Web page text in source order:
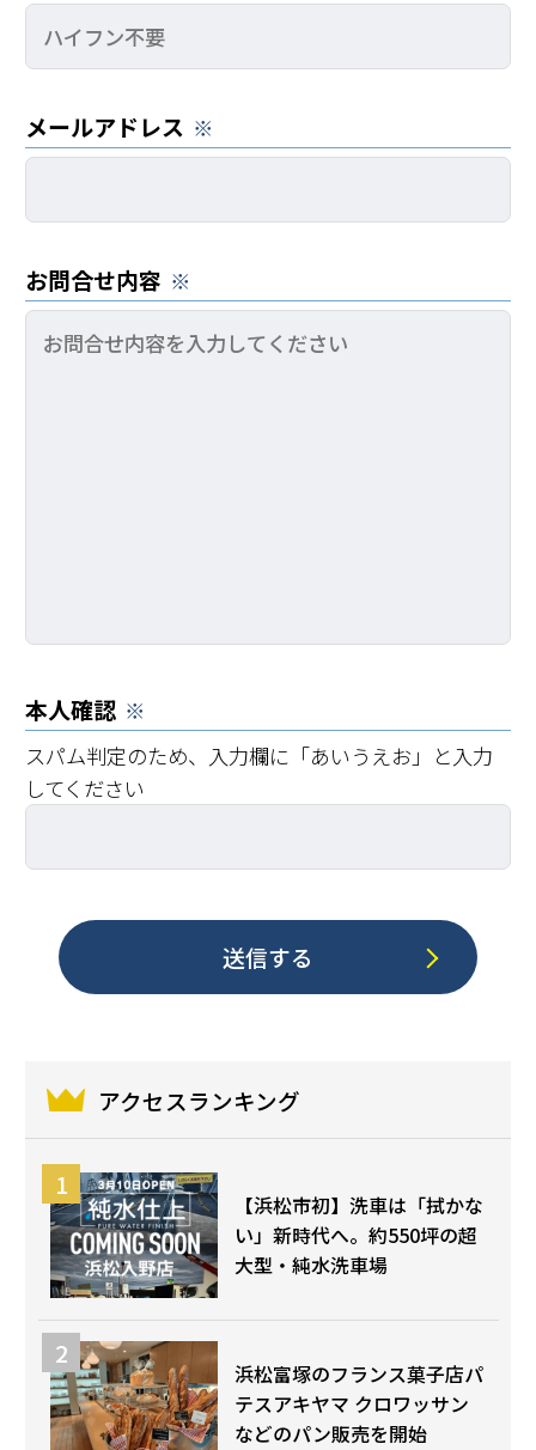
メールアドレス
お問合せ内容
本人確認
スパム判定のため、入力欄に「あいうえお」と入力
してください
アクセスランキング
【浜松市初】洗車は「拭かな
い」新時代へ。約550坪の超
大型・純水洗車場
浜松富塚のフランス菓子店パ
テスアキヤマ クロワッサン
などのパン販売を開始